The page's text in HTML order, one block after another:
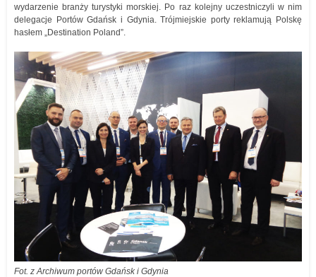
wydarzenie branży turystyki morskiej. Po raz kolejny uczestniczyli w nim
delegacje Portów Gdańsk i Gdynia. Trójmiejskie porty reklamują Polskę
hasłem „Destination Poland”.
Fot. z Archiwum portów Gdańsk i Gdynia